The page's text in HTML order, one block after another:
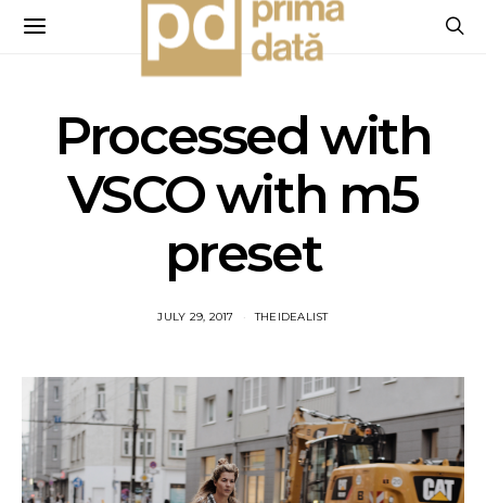
Processed with
VSCO with m5
preset
JULY 29, 2017 THEIDEALIST